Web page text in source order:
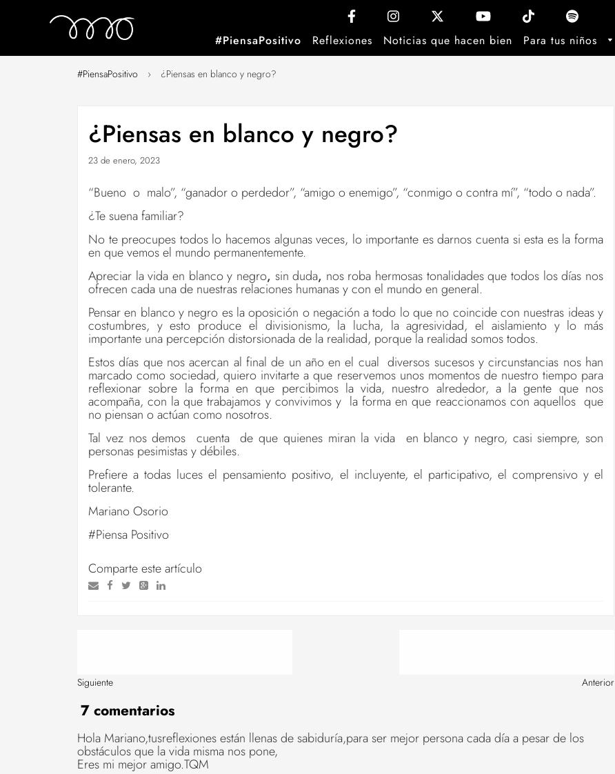
#PiensaPositivo Reflexiones Noticias que hacen bien Para tus niños
#PiensaPositivo › ¿Piensas en blanco y negro?
¿Piensas en blanco y negro?
23 de enero, 2023
“Bueno o malo”, “ganador o perdedor”, “amigo o enemigo”, “conmigo o contra mí”, “todo o nada”.
¿Te suena familiar?
No te preocupes todos lo hacemos algunas veces, lo importante es darnos cuenta si esta es la forma
en que vemos el mundo permanentemente.
Apreciar la vida en blanco y negro, sin duda, nos roba hermosas tonalidades que todos los días nos
ofrecen cada una de nuestras relaciones humanas y con el mundo en general.
Pensar en blanco y negro es la oposición o negación a todo lo que no coincide con nuestras ideas y
costumbres, y esto produce el divisionismo, la lucha, la agresividad, el aislamiento y lo más
importante una percepción distorsionada de la realidad, porque la realidad somos todos.
Estos días que nos acercan al final de un año en el cual diversos sucesos y circunstancias nos han
marcado como sociedad, quiero invitarte a que reservemos unos momentos de nuestro tiempo para
reflexionar sobre la forma en que percibimos la vida, nuestro alrededor, a la gente que nos
acompaña, con la que trabajamos y convivimos y la forma en que reaccionamos con aquellos que
no piensan o actúan como nosotros.
Tal vez nos demos cuenta de que quienes miran la vida en blanco y negro, casi siempre, son
personas pesimistas y débiles.
Prefiere a todas luces el pensamiento positivo, el incluyente, el participativo, el comprensivo y el
tolerante.
Mariano Osorio
#Piensa Positivo
Comparte este artículo
Anterior
Siguiente
7 comentarios
Hola Mariano,tusreflexiones están llenas de sabiduría,para ser mejor persona cada día a pesar de los
obstáculos que la vida misma nos pone,
Eres mi mejor amigo.TQM